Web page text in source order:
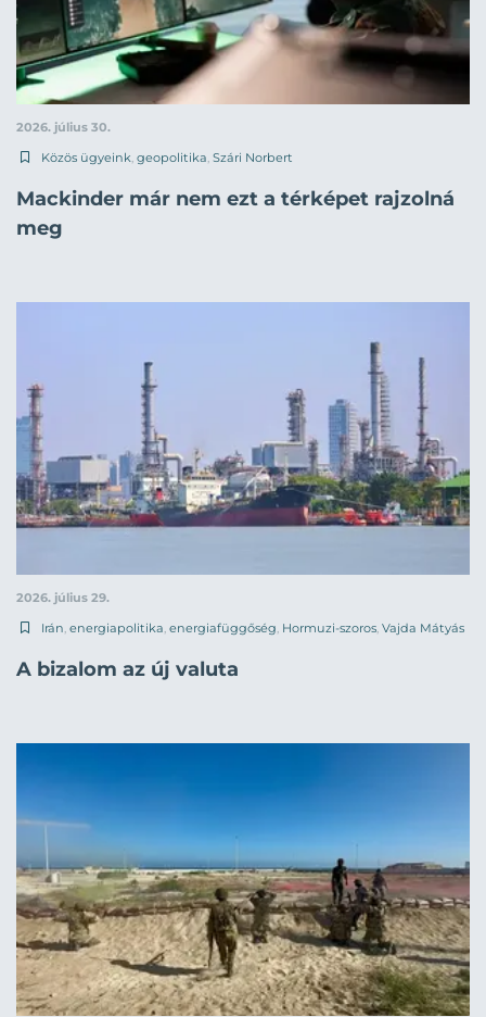
2026. július 30.
Közös ügyeink, geopolitika, Szári Norbert
Mackinder már nem ezt a térképet rajzolná
meg
2026. július 29.
Irán, energiapolitika, energiafüggőség, Hormuzi-szoros, Vajda Mátyás
A bizalom az új valuta